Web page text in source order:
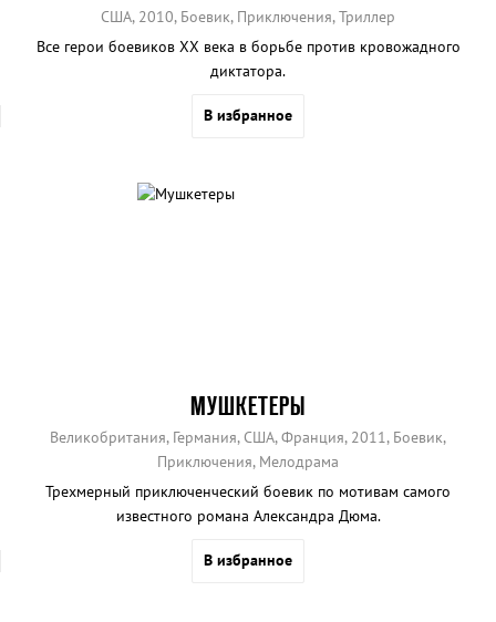
США, 2010, Боевик, Приключения, Триллер
Все герои боевиков XX века в борьбе против кровожадного
диктатора.
В избранное
МУШКЕТЕРЫ
Великобритания, Германия, США, Франция, 2011, Боевик,
Приключения, Мелодрама
Трехмерный приключенческий боевик по мотивам самого
известного романа Александра Дюма.
В избранное